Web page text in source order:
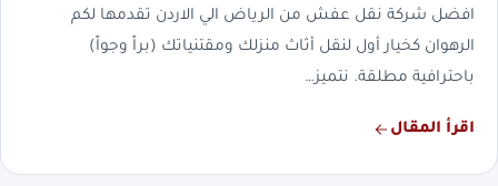
افضل شركة نقل عفش من الرياض الي الاردن تقدمها لكم
الرهوان كخيار أول لنقل أثاث منزلك ومقتنياتك (براً وجواً)
باحترافية مطلقة. نتميز…
اقرأ المقال